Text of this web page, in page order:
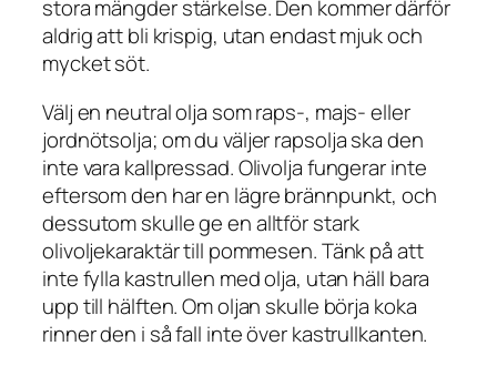
stora mängder stärkelse. Den kommer därför
aldrig att bli krispig, utan endast mjuk och
mycket söt.
Välj en neutral olja som raps-, majs- eller
jordnötsolja; om du väljer rapsolja ska den
inte vara kallpressad. Olivolja fungerar inte
eftersom den har en lägre brännpunkt, och
dessutom skulle ge en alltför stark
olivoljekaraktär till pommesen. Tänk på att
inte fylla kastrullen med olja, utan häll bara
upp till hälften. Om oljan skulle börja koka
rinner den i så fall inte över kastrullkanten.